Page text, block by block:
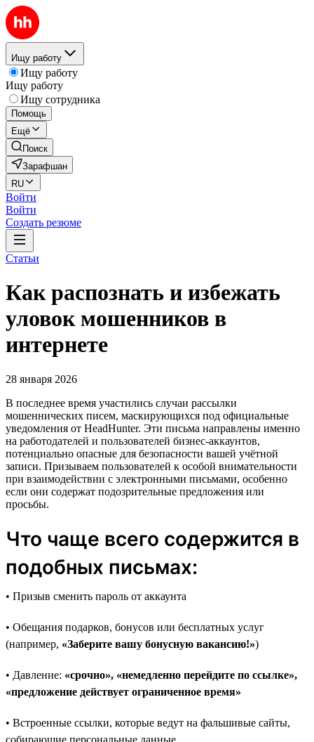
Ищу работу
Ищу работу
Ищу работу
Ищу сотрудника
Помощь
Ещё
Поиск
Зарафшан
RU
Войти
Войти
Создать резюме
Статьи
Как распознать и избежать
уловок мошенников в
интернете
28 января 2026
В последнее время участились случаи рассылки
мошеннических писем, маскирующихся под официальные
уведомления от HeadHunter. Эти письма направлены именно
на работодателей и пользователей бизнес-аккаунтов,
потенциально опасные для безопасности вашей учётной
записи. Призываем пользователей к особой внимательности
при взаимодействии с электронными письмами, особенно
если они содержат подозрительные предложения или
просьбы.
Что чаще всего содержится в
подобных письмах:
• Призыв сменить пароль от аккаунта
• Обещания подарков, бонусов или бесплатных услуг
(например, «Заберите вашу бонусную вакансию!»)
• Давление: «срочно», «немедленно перейдите по ссылке»,
«предложение действует ограниченное время»
• Встроенные ссылки, которые ведут на фальшивые сайты,
собирающие персональные данные